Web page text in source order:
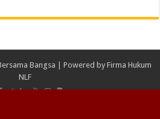
Bangsa | Powered by Firma Hukum
NLF